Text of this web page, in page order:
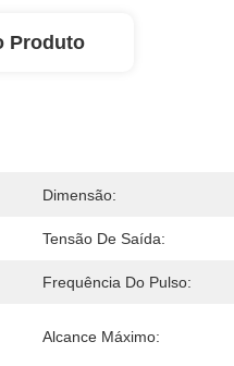
Produto
Dimensão:
Tensão De Saída:
Frequência Do Pulso:
Alcance Máximo: